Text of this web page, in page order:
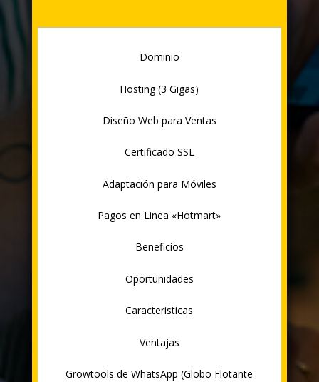
Dominio
Hosting(3 Gigas)
Diseño Web para Ventas
Certificado SSL
Adaptación para Móviles
Pagos en Linea «Hotmart»
Beneficios
Oportunidades
Caracteristicas
Ventajas
Growtools de WhatsApp (Globo Flotante